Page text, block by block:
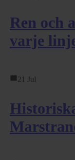
Ren och
varje
21 Jul